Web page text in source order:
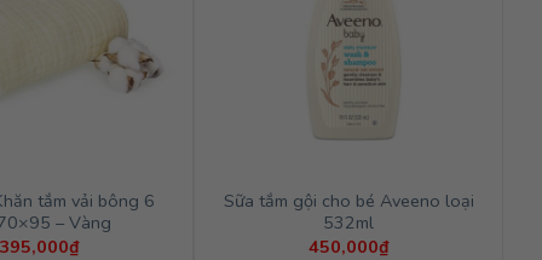
tắm vải bông 6
– Vàng
₫
Sữa tắm gội cho bé Aveeno loại
532ml
450,000₫